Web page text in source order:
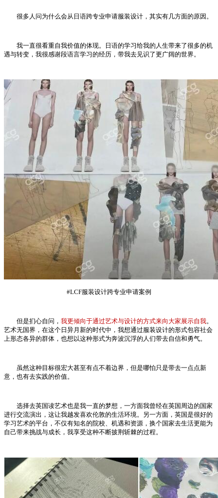
很多人问为什么会从日语跨专业申请服装设计，其实有几方面的原因。
我一直很看重自我价值的体现。日语的学习给我的人生带来了很多的机
遇与转变，我很感谢段语言学习的经历，带我去见识了更广阔的世界。
#LCF服装设计跨专业申请案例
但是扪心自问， 我更倾向于通过艺术与设计的方式来向大家展示自我。
艺术无国界，在这个日异月新的时代中，我想通过服装设计的形式包容社会
上形态各异的群体，也想以这种形式为奔波沉浮的人们带去自信和勇气。
虽然这种目标很宏大甚至有点不着边界，但是哪怕只是带去一点点新
意，也有去实践的价值。
选择去英国读艺术也是我一直的梦想，一方面我曾经在英国周边的国家
进行交流演出，这让我越发喜欢伦敦的生活环境。另一方面，英国是很好的
学习艺术的平台，不仅有知名的院校、机遇和资源，换个国家去生活更能为
自己带来挑战与成长，我享受这种不断披荆斩棘的过程。